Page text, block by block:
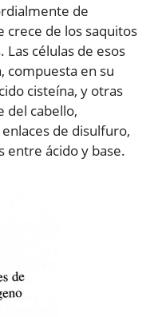
de
crece de los saquitos
Las células de esos
compuesta en su
cisteína, y otras
del cabello,
de disulfuro,
entre ácido y base.